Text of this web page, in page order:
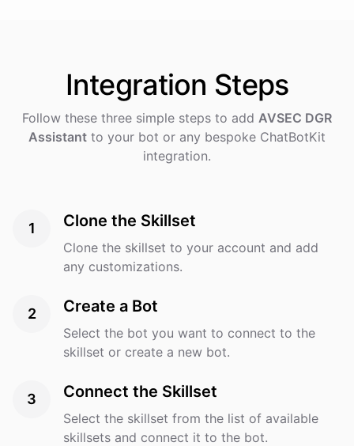
Integration Steps
Follow these three simple steps to add AVSEC DGR
Assistant to your bot or any bespoke ChatBotKit
integration.
1 Clone the Skillset
Clone the skillset to your account and add
any customizations.
2 Create a Bot
Select the bot you want to connect to the
skillset or create a new bot.
3 Connect the Skillset
Select the skillset from the list of available
skillsets and connect it to the bot.